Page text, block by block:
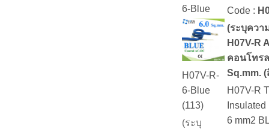
6-Blue
H07V-R-
6-Blue
(113)
(ระบุ
Code :
(ระบุควา
H07V-R
คอนโทร
Sq.mm.
H07V-R
6 mm2